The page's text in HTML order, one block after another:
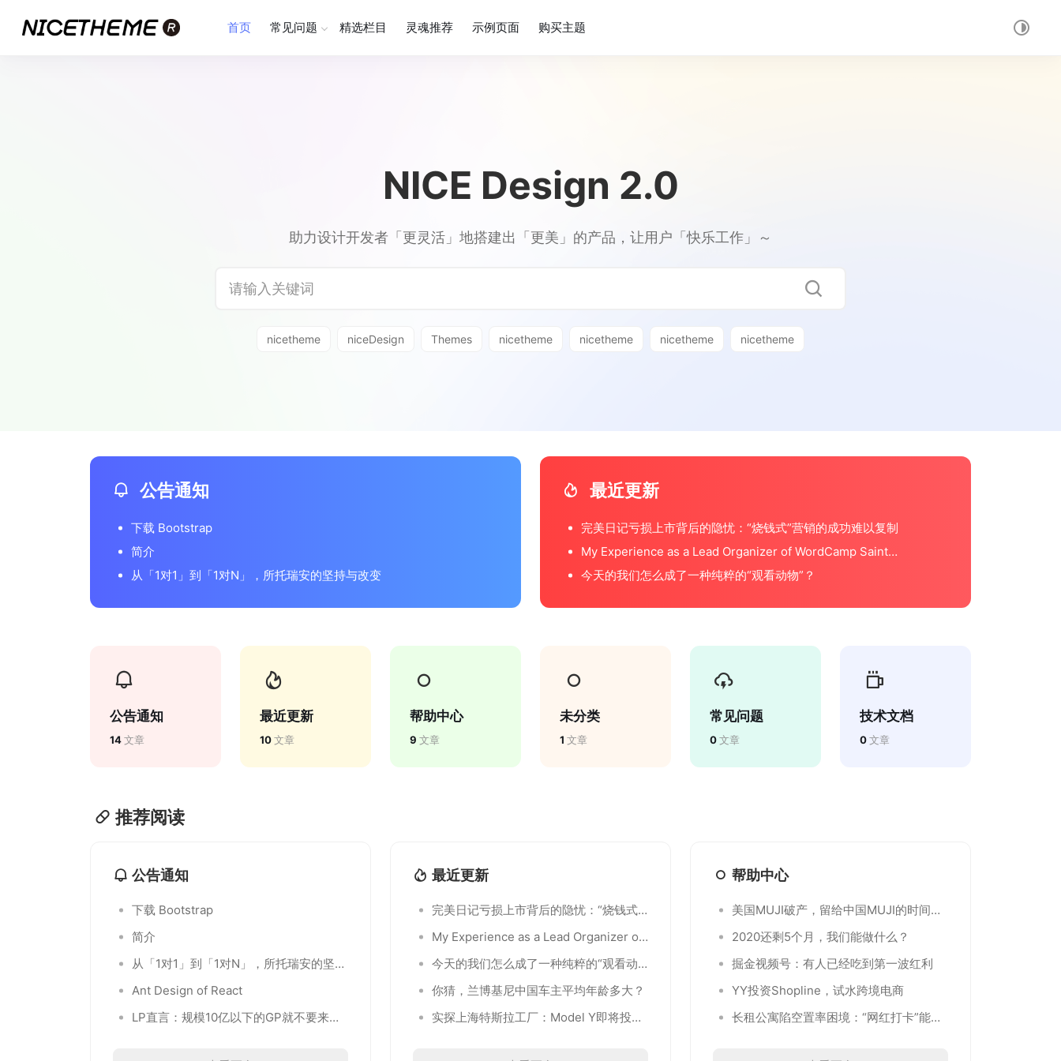
首页 常见问题 精选栏目 灵魂推荐 示例页面 购买主题
NICE Design 2.0
助力设计开发者「更灵活」地搭建出「更美」的产品，让用户「快乐工作」～
nicetheme niceDesign Themes nicetheme nicetheme nicetheme nicetheme
公告通知
下载 Bootstrap
简介
从「1对1」到「1对N」，所托瑞安的坚持与改变
最近更新
完美日记亏损上市背后的隐忧：“烧钱式”营销的成功难以复制
My Experience as a Lead Organizer of WordCamp Saint
Petersburg
今天的我们怎么成了一种纯粹的“观看动物”？
公告通知
14文章
最近更新
10文章
帮助中心
9 文章
未分类
1 文章
常见问题
0文章
技术文档
0文章
推荐阅读
公告通知
下载 Bootstrap
简介
从「1对1」到「1对N」，所托瑞安的坚持
Ant Design of React
LP直言：规模10亿以下的GP就不要来找
最近更新
完美日记亏损上市背后的隐忧：“烧钱式”
My Experience as a Lead Organizer of
WordCamp Saint Petersburg
今天的我们怎么成了一种纯粹的“观看动
你猜，兰博基尼中国车主平均年龄多大？
实探上海特斯拉工厂：Model Y即将投
帮助中心
美国MUJI破产，留给中国MUJI的时间不
2020还剩5个月，我们能做什么？
掘金视频号：有人已经吃到第一波红利
YY投资Shopline，试水跨境电商
长租公寓陷空置率困境：“网红打卡”能不